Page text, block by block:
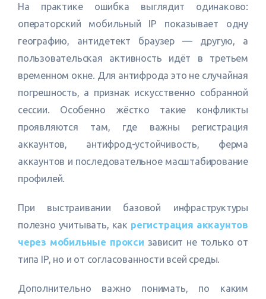
На практике ошибка выглядит одинаково:
операторский мобильный IP показывает одну
географию, антидетект браузер — другую, а
пользовательская активность идёт в третьем
временном окне. Для антифрода это не случайная
погрешность, а признак искусственно собранной
сессии. Особенно жёстко такие конфликты
проявляются там, где важны регистрация
аккаунтов, антифрод-устойчивость, ферма
аккаунтов и последовательное масштабирование
профилей.
При выстраивании базовой инфраструктуры
полезно учитывать, как регистрация аккаунтов
через мобильные прокси зависит не только от
типа IP, но и от согласованности всей среды.
Дополнительно важно понимать, по каким